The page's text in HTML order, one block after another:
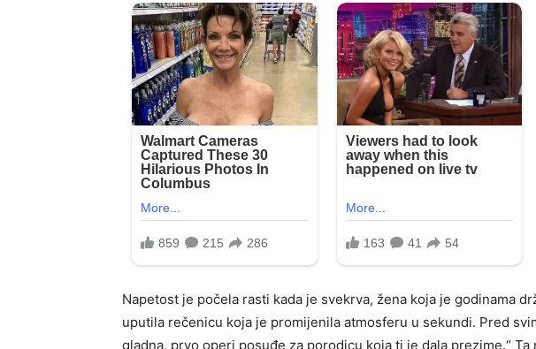
Napetost je počela rasti kada je svekrva, žena koja je godinama
uputila rečenicu koja je promijenila atmosferu u sekundi. Pred
gladna, prvo operi posuđe za porodicu koja ti je dala prezime.“